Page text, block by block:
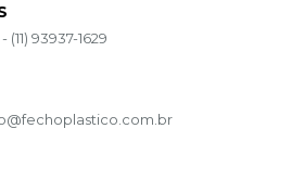
(11) 93937-1629